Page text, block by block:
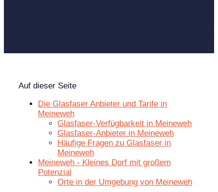
Auf dieser Seite
Die Glasfaser Anbieter und Tarife in
Meineweh
Glasfaser-Verfügbarkeit in Meineweh
Glasfaser-Anbieter in Meineweh
Häufige Fragen zu Glasfaser in
Meineweh
Meineweh - Kleines Dorf mit großem
Potenzial
Orte in der Umgebung von Meineweh